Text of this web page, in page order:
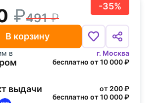
-35%
491
В корзину
в г. Москва
бесплатно от 10 000 ₽
выдачи
от 200 ₽
бесплатно от 10 000 ₽